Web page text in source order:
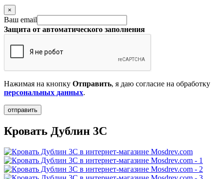
×
Ваш email
Защита от автоматического заполнения
Нажимая на кнопку Отправить, я даю согласие на обработку
персональных данных.
Кровать Дублин 3С